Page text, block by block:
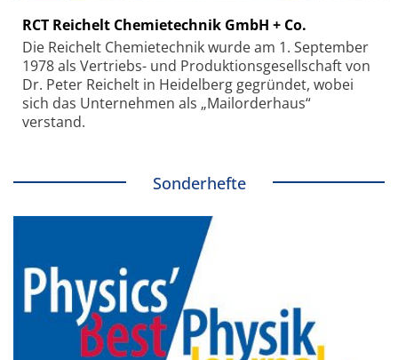
RCT Reichelt Chemietechnik GmbH + Co.
Die Reichelt Chemietechnik wurde am 1. September
1978 als Vertriebs- und Produktionsgesellschaft von
Dr. Peter Reichelt in Heidelberg gegründet, wobei
sich das Unternehmen als „Mailorderhaus“
verstand.
Sonderhefte